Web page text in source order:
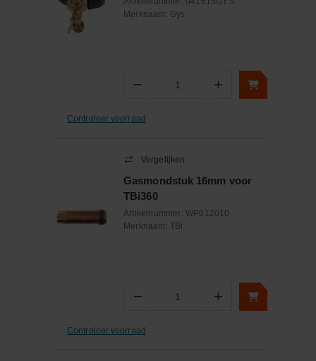
Merknaam: Gys
− Aantal +
Controleer voorraad
Vergelijken
Gasmondstuk 16mm voor
TBi360
Artikelnummer: WP012010
Merknaam: TBi
− Aantal +
Controleer voorraad